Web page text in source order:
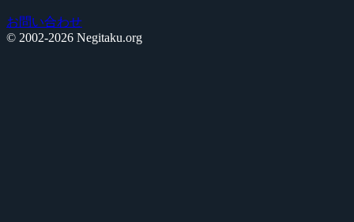
お問い合わせ
© 2002-2026 Negitaku.org